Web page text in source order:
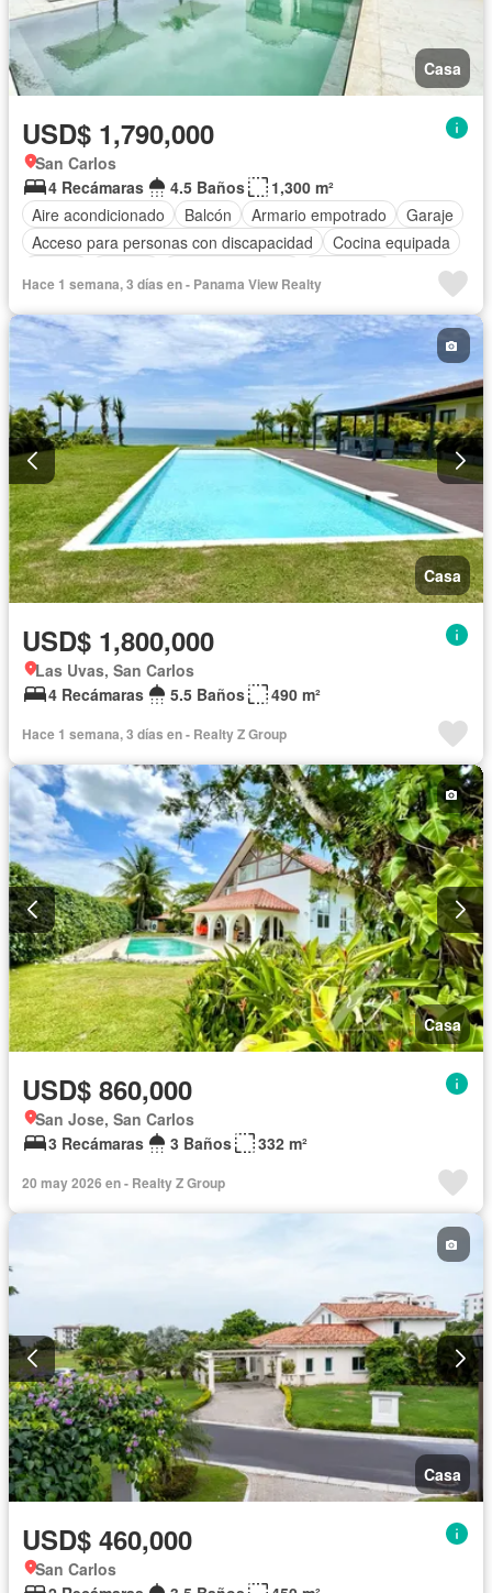
Casa
USD$ 1,790,000
San Carlos
4 Recámaras
4.5 Baños
1,300 m²
Aire acondicionado
Balcón Armario empotrado
Garaje
Acceso para personas con discapacidad
Cocina equipada
Cuarto de servicio
Piscina Patio
Hace 1 semana, 3 días en - Panama View Realty
Casa
USD$ 1,800,000
Las Uvas, San Carlos
4 Recámaras
5.5 Baños 490 m²
Hace 1 semana, 3 días en - Realty Z Group
Casa
USD$ 860,000
San Jose, San Carlos
3 Recámaras
3 Baños 332 m²
20 may 2026 en - Realty Z Group
Casa
USD$ 460,000
San Carlos